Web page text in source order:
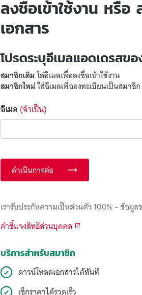
ลงชื่อเข้าใช้งาน หรื
เอกสาร
โปรดระบุอีเมลแอดเดรสข
สมาชิกเดิมใส่อีเมลเพื่อลงชื่อเข้าใช้งาน
สมาชิกใหม่ใส่อีเมลเพื่อลงทะเบียนเป็นสมาชิก
อีเมล (จำเป็น)
ดำเนินการต่อ
เรารับประกันความเป็นส่วนตัว 100% – ข้อมู
คำชี้แจงสิทธิส่วนบุคคล
บริการสำหรับสมาชิก
ดาวน์โหลดเอกสารได้ทันที
เช็กราคาได้รวดเร็ว